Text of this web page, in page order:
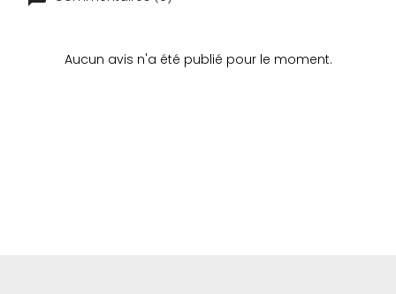
Aucun avis n'a été publié pour le moment.